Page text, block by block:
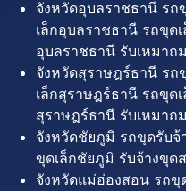
จังหวัดอุบลราชธานี รถ
เล็กอุบลราชธานี รถขุด
อุบลราชธานี รับเหมา
จังหวัดสุราษฎร์ธานี รถ
เล็กสุราษฎร์ธานี รถขุด
สุราษฎร์ธานี รับเหมา
จังหวัดชัยภูมิ รถขุดรับ
ขุดเล็กชัยภูมิ รับจ้างขุ
จังหวัดแม่ฮ่องสอน รถขุ